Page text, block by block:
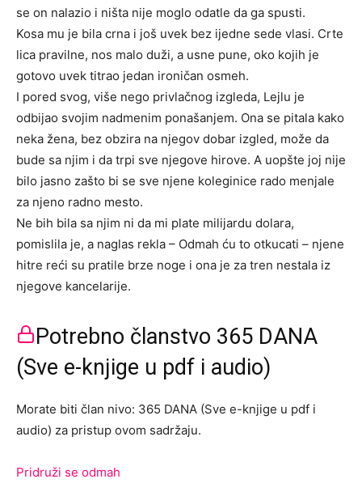
se on nalazio i ništa nije moglo odatle da ga spusti.
Kosa mu je bila crna i još uvek bez ijedne sede vlasi. Crte
lica pravilne, nos malo duži, a usne pune, oko kojih je
gotovo uvek titrao jedan ironičan osmeh.
I pored svog, više nego privlačnog izgleda, Lejlu je
odbijao svojim nadmenim ponašanjem. Ona se pitala kako
neka žena, bez obzira na njegov dobar izgled, može da
bude sa njim i da trpi sve njegove hirove. A uopšte joj nije
bilo jasno zašto bi se sve njene koleginice rado menjale
za njeno radno mesto.
Ne bih bila sa njim ni da mi plate milijardu dolara,
pomislila je, a naglas rekla – Odmah ću to otkucati – njene
hitre reći su pratile brze noge i ona je za tren nestala iz
njegove kancelarije.
Potrebno članstvo 365 DANA
(Sve e-knjige u pdf i audio)
Morate biti član nivo: 365 DANA (Sve e-knjige u pdf i
audio) za pristup ovom sadržaju.
Pridruži se odmah